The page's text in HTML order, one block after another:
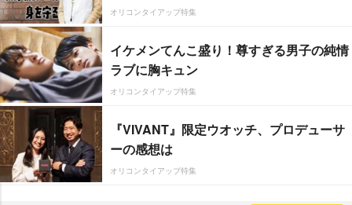
オリコンタイアップ特集
イケメンてんこ盛り！尊すぎる男子の純情
ラブに胸キュン
オリコンタイアップ特集
『VIVANT』限定ウオッチ、プロデューサ
ーの感想は
オリコンタイアップ特集